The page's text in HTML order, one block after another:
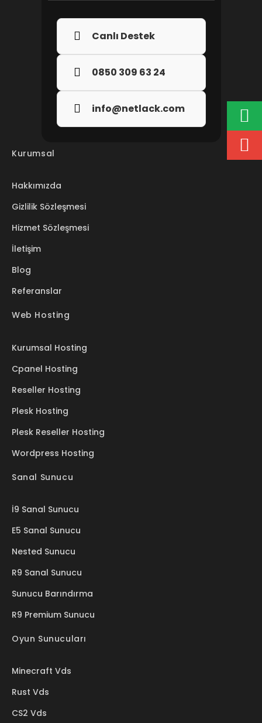
Canlı Destek
0850 309 63 24
info@netlack.com
Kurumsal
Hakkımızda
Gizlilik Sözleşmesi
Hizmet Sözleşmesi
İletişim
Blog
Referanslar
Web Hosting
Kurumsal Hosting
Cpanel Hosting
Reseller Hosting
Plesk Hosting
Plesk Reseller Hosting
Wordpress Hosting
Sanal Sunucu
İ9 Sanal Sunucu
E5 Sanal Sunucu
Nested Sunucu
R9 Sanal Sunucu
Sunucu Barındırma
R9 Premium Sunucu
Oyun Sunucuları
Minecraft Vds
Rust Vds
CS2 Vds